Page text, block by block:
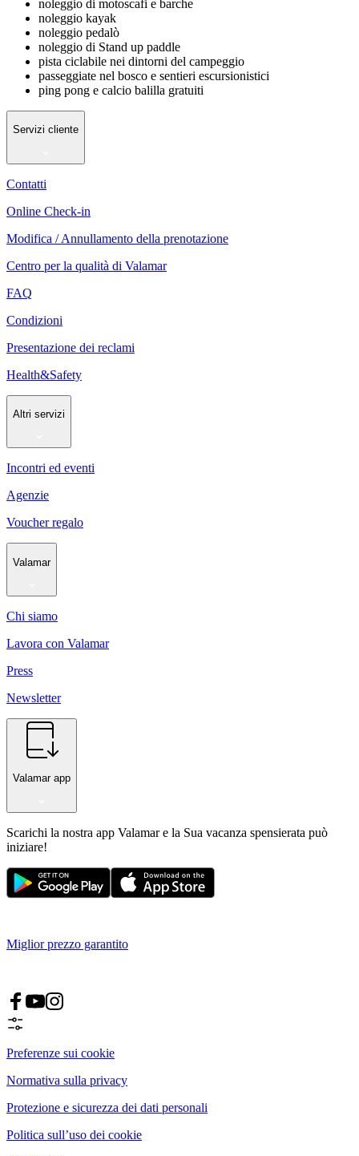
noleggio di motoscafi e barche
noleggio kayak
noleggio pedalò
noleggio di Stand up paddle
pista ciclabile nei dintorni del campeggio
passeggiate nel bosco e sentieri escursionistici
ping pong e calcio balilla gratuiti
Servizi cliente
Contatti
Online Check-in
Modifica / Annullamento della prenotazione
Centro per la qualità di Valamar
FAQ
Condizioni
Presentazione dei reclami
Health&Safety
Altri servizi
Incontri ed eventi
Agenzie
Voucher regalo
Valamar
Chi siamo
Lavora con Valamar
Press
Newsletter
Valamar app
Scarichi la nostra app Valamar e la Sua vacanza spensierata può
iniziare!
Miglior prezzo garantito
Preferenze sui cookie
Normativa sulla privacy
Protezione e sicurezza dei dati personali
Politica sull’uso dei cookie